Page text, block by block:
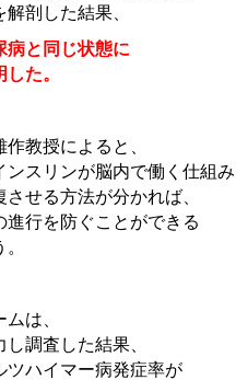
剖した結果、
病と同じ状態に
た。
教授によると、
スリンが脳内で働く仕組み
せる方法が分かれば、
進行を防ぐことができる
は、
調査した結果、
ツハイマー病発症率が